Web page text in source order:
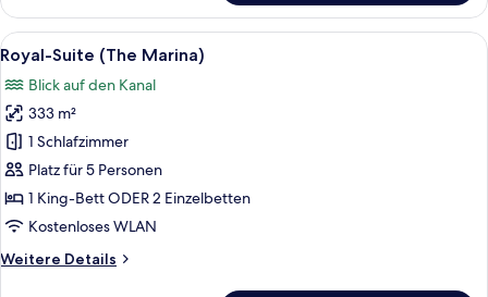
Suite
(The
Lana)
Alle
Fotos
für
Royal-
Suite
(The
Marina)
anzeigen
Ein modernes Hotelzimmer mit Blick
33
Royal-Suite (The Marina)
Blick auf den Kanal
333 m²
1 Schlafzimmer
Platz für 5 Personen
1 King-Bett ODER 2 Einzelbetten
Kostenloses WLAN
Weitere Details
Weitere